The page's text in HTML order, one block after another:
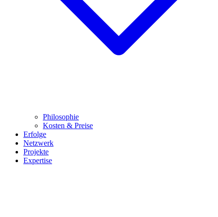
Philosophie
Kosten & Preise
Erfolge
Netzwerk
Projekte
Expertise